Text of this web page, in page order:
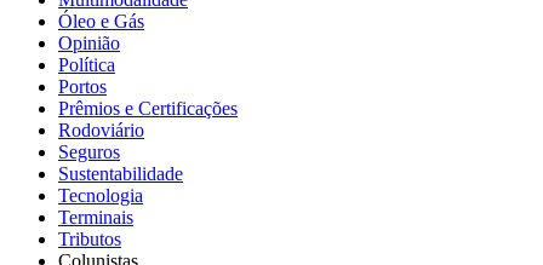
Óleo e Gás
Opinião
Política
Portos
Prêmios e Certificações
Rodoviário
Seguros
Sustentabilidade
Tecnologia
Terminais
Tributos
Colunistas